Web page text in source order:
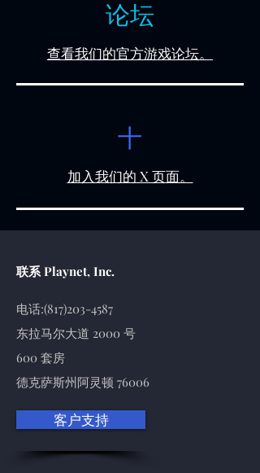
论坛
查看我们的官方游戏论坛。
十
加入我们的 X 页面。
联系 Playnet, Inc.
电话:(817)203-4587
东拉马尔大道 2000 号
600 套房
德克萨斯州阿灵顿 76006
客户支持